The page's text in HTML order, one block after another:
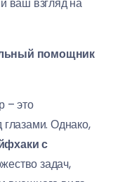
помощник
– это
Однако,
с
задач,